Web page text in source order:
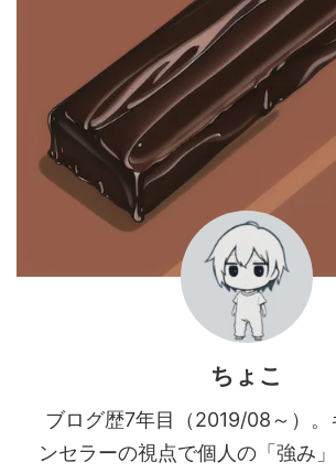
ちょこ
ブログ歴7年目（2019/08～）。
ンセラーの視点で個人の「強み」